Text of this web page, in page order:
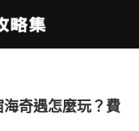
奇遇怎麼玩？費